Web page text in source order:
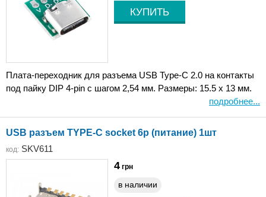
Плата-переходник для разъема USB Type-C 2.0 на контакты
под пайку DIP 4-pin с шагом 2,54 мм. Размеры: 15.5 x 13 мм.
подробнее...
USB разъем TYPE-C socket 6p (питание) 1шт
код: SKV611
4 грн
в наличии